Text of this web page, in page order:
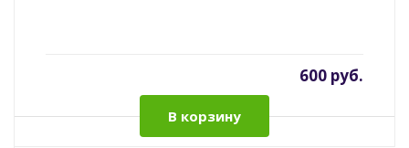
600 руб.
В корзину